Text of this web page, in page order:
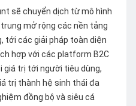
sẽ chuyển dịch từ mô hình
mở rộng các nền tảng
tới các giải pháp toàn diện
hợp với các platform B2C
trị tới người tiêu dùng,
trị thành hệ sinh thái đa
đồng bộ và siêu cá